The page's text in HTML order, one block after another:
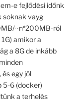
e fejlődési időnk
soknak vayg
~n*200MB-ról
amikor a
a 8G de inkább
egy jól
5-6 (docker)
a terhelés